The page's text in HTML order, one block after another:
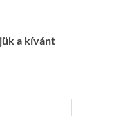
a kívánt